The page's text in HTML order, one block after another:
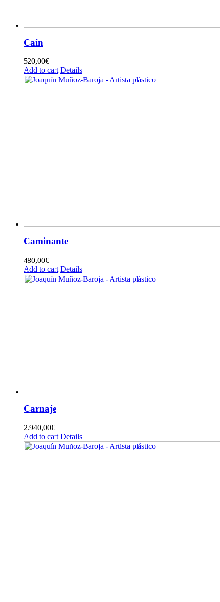
Caín
520,00€
Add to cart Details
Caminante
480,00€
Add to cart Details
Carnaje
2.940,00€
Add to cart Details